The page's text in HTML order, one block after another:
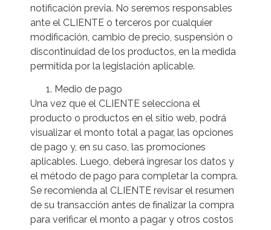
notificación previa. No seremos responsables
ante el CLIENTE o terceros por cualquier
modificación, cambio de precio, suspensión o
discontinuidad de los productos, en la medida
permitida por la legislación aplicable.
Medio de pago
Una vez que el CLIENTE selecciona el
producto o productos en el sitio web, podrá
visualizar el monto total a pagar, las opciones
de pago y, en su caso, las promociones
aplicables. Luego, deberá ingresar los datos y
el método de pago para completar la compra.
Se recomienda al CLIENTE revisar el resumen
de su transacción antes de finalizar la compra
para verificar el monto a pagar y otros costos